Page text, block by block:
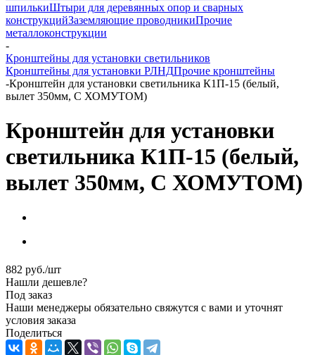
шпилькиШтыри для деревянных опор и сварных
конструкцийЗаземляющие проводникиПрочие
металлоконструкции
-
Кронштейны для установки светильников
Кронштейны для установки РЛНДПрочие кронштейны
-Кронштейн для установки светильника К1П-15 (белый,
вылет 350мм, С ХОМУТОМ)
Кронштейн для установки
светильника К1П-15 (белый,
вылет 350мм, С ХОМУТОМ)
882 руб./шт
Нашли дешевле?
Под заказ
Наши менеджеры обязательно свяжутся с вами и уточнят
условия заказа
Поделиться